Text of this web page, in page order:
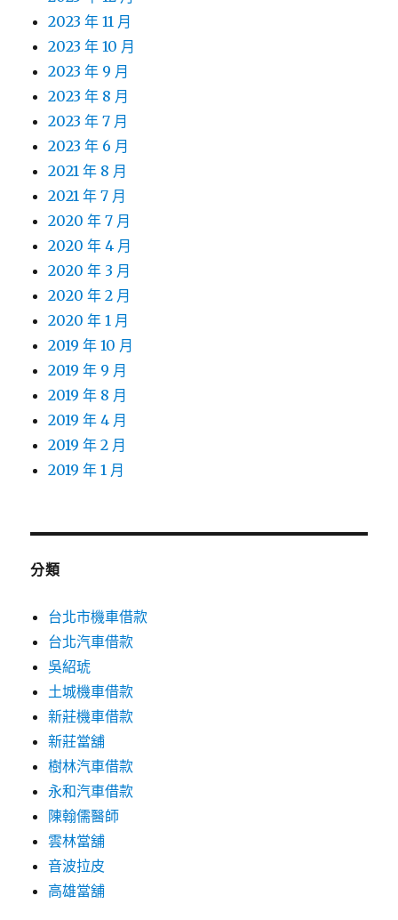
2023 年 11 月
2023 年 10 月
2023 年 9 月
2023 年 8 月
2023 年 7 月
2023 年 6 月
2021 年 8 月
2021 年 7 月
2020 年 7 月
2020 年 4 月
2020 年 3 月
2020 年 2 月
2020 年 1 月
2019 年 10 月
2019 年 9 月
2019 年 8 月
2019 年 4 月
2019 年 2 月
2019 年 1 月
分類
台北市機車借款
台北汽車借款
吳紹琥
土城機車借款
新莊機車借款
新莊當舖
樹林汽車借款
永和汽車借款
陳翰儒醫師
雲林當舖
音波拉皮
高雄當舖